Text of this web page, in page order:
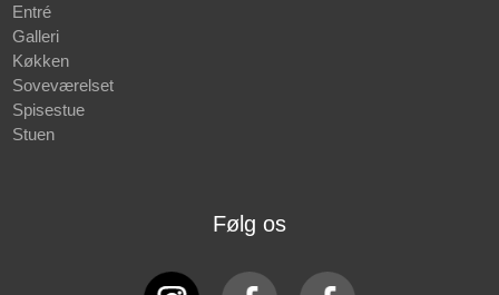
Entré
Galleri
Køkken
Soveværelset
Spisestue
Stuen
Følg os